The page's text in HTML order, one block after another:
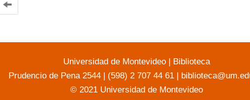
Universidad de Montevideo | Biblioteca
Prudencio de Pena 2544 | (598) 2 707 44 61 |
© 2021 Universidad de Montevideo